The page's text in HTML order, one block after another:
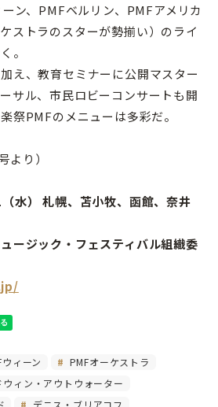
ン、PMFベルリン、PMFアメリカ
ストラのスターが勢揃い）のライ
。
え、教育セミナーに公開マスター
サル、市民ロビーコンサートも開
祭PMFのメニューは多彩だ。
より）
水） 札幌、苫小牧、函館、奈井
ージック・フェスティバル組織委
ウィーン
PMFオーケストラ
ウィン・アウトウォーター
デニス・ブリアコフ